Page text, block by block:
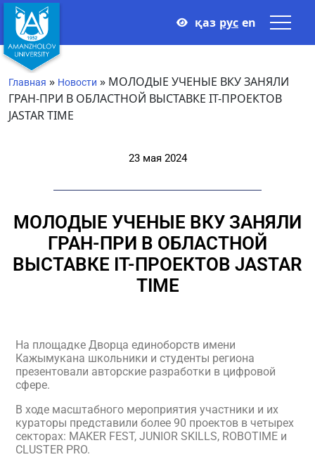
қаз рус en
Главная » Новости » МОЛОДЫЕ УЧЕНЫЕ ВКУ ЗАНЯЛИ
ГРАН-ПРИ В ОБЛАСТНОЙ ВЫСТАВКЕ IT-ПРОЕКТОВ
JASTAR TIME
23 мая 2024
МОЛОДЫЕ УЧЕНЫЕ ВКУ ЗАНЯЛИ
ГРАН-ПРИ В ОБЛАСТНОЙ
ВЫСТАВКЕ IT-ПРОЕКТОВ JASTAR
TIME
На площадке Дворца единоборств имени
Кажымукана школьники и студенты региона
презентовали авторские разработки в цифровой
сфере.
В ходе масштабного мероприятия участники и их
кураторы представили более 90 проектов в четырех
секторах: MAKER FEST, JUNIOR SKILLS, ROBOTIME и
СLUSTER PRO.